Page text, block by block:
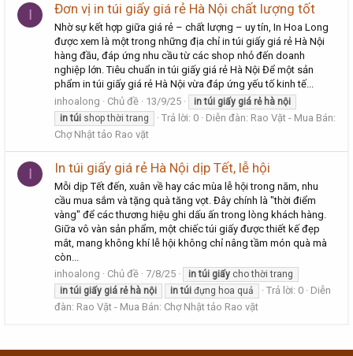
I Đơn vị in túi giấy giá rẻ Hà Nội chất lượng tốt
Nhờ sự kết hợp giữa giá rẻ – chất lượng – uy tín, In Hoa Long
được xem là một trong những địa chỉ in túi giấy giá rẻ Hà Nội
hàng đầu, đáp ứng nhu cầu từ các shop nhỏ đến doanh
nghiệp lớn. Tiêu chuẩn in túi giấy giá rẻ Hà Nội Để một sản
phẩm in túi giấy giá rẻ Hà Nội vừa đáp ứng yếu tố kinh tế...
inhoalong
Chủ đề 13/9/25 in túi giấy giá rẻ hà nội
in túi shop thời trang Trả lời: 0 Diễn đàn: Rao Vặt - Mua Bán:
Chợ Nhật tảo Rao vặt
I In túi giấy giá rẻ Hà Nội dịp Tết, lễ hội
Mỗi dịp Tết đến, xuân về hay các mùa lễ hội trong năm, nhu
cầu mua sắm và tặng quà tăng vọt. Đây chính là "thời điểm
vàng" để các thương hiệu ghi dấu ấn trong lòng khách hàng.
Giữa vô vàn sản phẩm, một chiếc túi giấy được thiết kế đẹp
mắt, mang không khí lễ hội không chỉ nâng tầm món quà mà
còn...
inhoalong
Chủ đề 7/8/25 in túi giấy cho thời trang
in túi giấy giá rẻ hà nội in túi đựng hoa quả Trả lời: 0
Diễn
đàn: Rao Vặt - Mua Bán: Chợ Nhật tảo Rao vặt